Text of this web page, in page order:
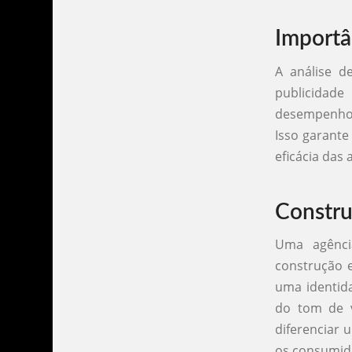
A análise
Isso
eficácia das
Uma
construção
uma
do tom de
diferenciar